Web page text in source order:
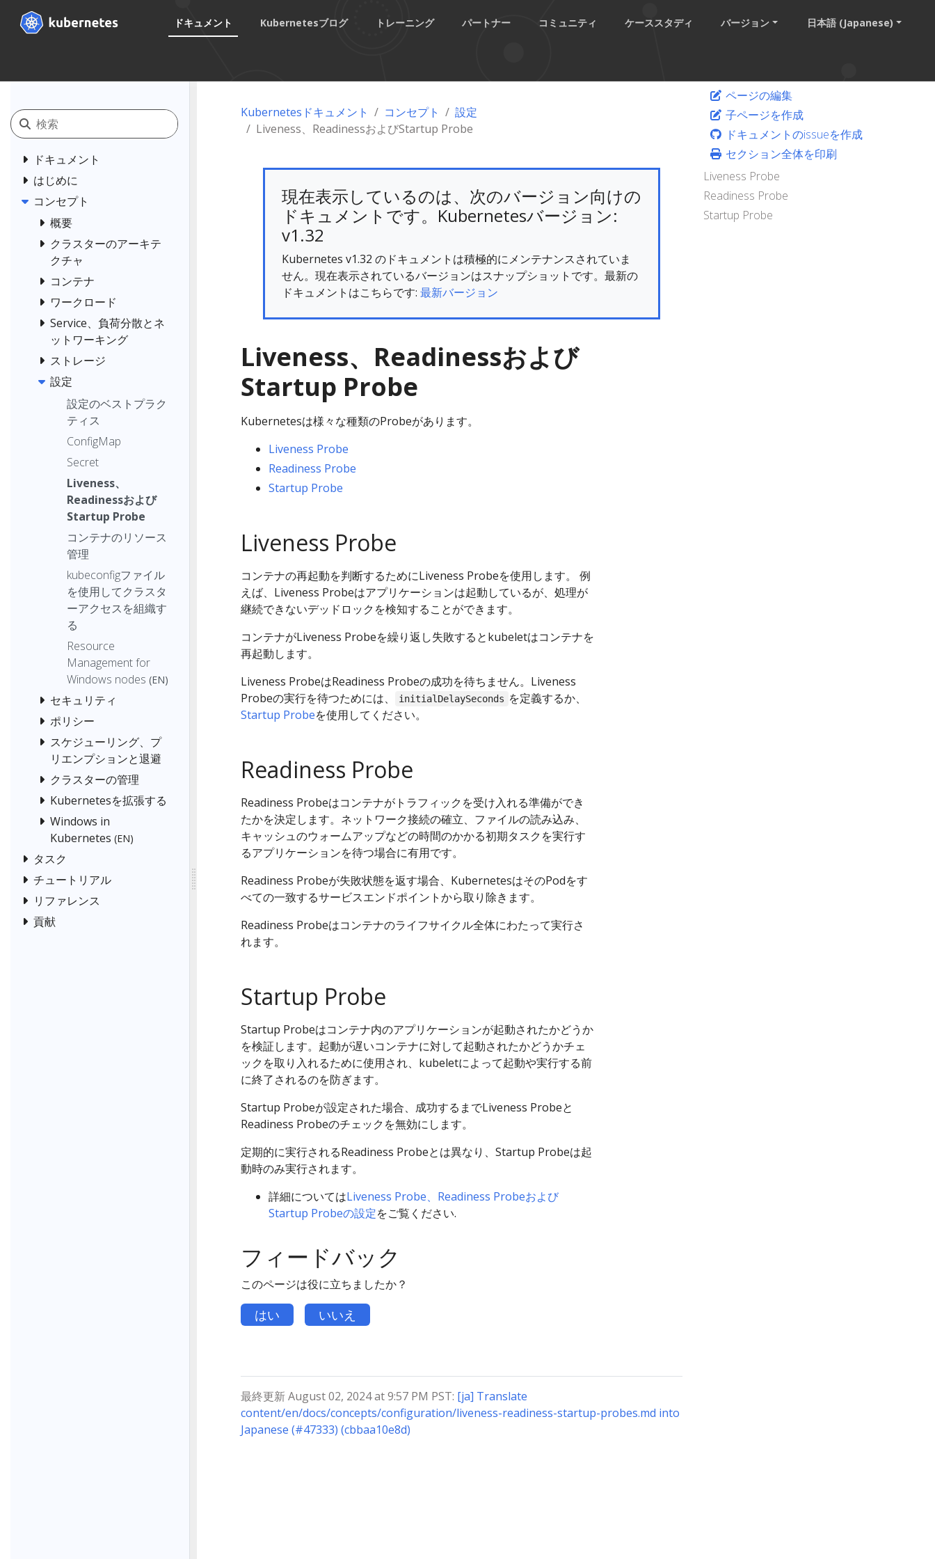
ドキュメント Kubernetesブログ トレーニング パートナー コミュニティ ケーススタディ バージョン 日本語 (Japanese)
ドキュメント
はじめに
コンセプト
概要
クラスターのアーキテ
クチャ
コンテナ
ワークロード
Service、負荷分散とネ
ットワーキング
ストレージ
設定
設定のベストプラク
ティス
ConfigMap
Secret
Liveness、
Readinessおよび
Startup Probe
コンテナのリソース
管理
kubeconfigファイル
を使用してクラスタ
ーアクセスを組織す
る
Resource
Management for
Windows nodes (EN)
セキュリティ
ポリシー
スケジューリング、プ
リエンプションと退避
クラスターの管理
Kubernetesを拡張する
Windows in
Kubernetes (EN)
タスク
チュートリアル
リファレンス
貢献
Kubernetesドキュメント コンセプト
設定
Liveness、ReadinessおよびStartup Probe
現在表示しているのは、次のバージョン向けの
ドキュメントです。Kubernetesバージョン:
v1.32
Kubernetes v1.32 のドキュメントは積極的にメンテナンスされていま
せん。現在表示されているバージョンはスナップショットです。最新の
ドキュメントはこちらです: 最新バージョン
Liveness、Readinessおよび
Startup Probe
Kubernetesは様々な種類のProbeがあります。
Liveness Probe
Readiness Probe
Startup Probe
Liveness Probe
コンテナの再起動を判断するためにLiveness Probeを使用します。 例
えば、Liveness Probeはアプリケーションは起動しているが、処理が
継続できないデッドロックを検知することができます。
コンテナがLiveness Probeを繰り返し失敗するとkubeletはコンテナを
再起動します。
Liveness ProbeはReadiness Probeの成功を待ちません。Liveness
Probeの実行を待つためには、
initialDelaySeconds を定義するか、
Startup Probeを使用してください。
Readiness Probe
Readiness Probeはコンテナがトラフィックを受け入れる準備ができ
たかを決定します。ネットワーク接続の確立、ファイルの読み込み、
キャッシュのウォームアップなどの時間のかかる初期タスクを実行す
るアプリケーションを待つ場合に有用です。
Readiness Probeが失敗状態を返す場合、KubernetesはそのPodをす
べての一致するサービスエンドポイントから取り除きます。
Readiness Probeはコンテナのライフサイクル全体にわたって実行さ
れます。
Startup Probe
Startup Probeはコンテナ内のアプリケーションが起動されたかどうか
を検証します。起動が遅いコンテナに対して起動されたかどうかチェ
ックを取り入れるために使用され、kubeletによって起動や実行する前
に終了されるのを防ぎます。
Startup Probeが設定された場合、成功するまでLiveness Probeと
Readiness Probeのチェックを無効にします。
定期的に実行されるReadiness Probeとは異なり、Startup Probeは起
動時のみ実行されます。
詳細についてはLiveness Probe、Readiness Probeおよび
Startup Probeの設定をご覧ください.
フィードバック
このページは役に立ちましたか？
はい いいえ
最終更新 August 02, 2024 at 9:57 PM PST: [ja] Translate
content/en/docs/concepts/configuration/liveness-readiness-startup-probes.md into
Japanese (#47333) (cbbaa10e8d)
ページの編集
子ページを作成
ドキュメントのissueを作成
セクション全体を印刷
Liveness Probe
Readiness Probe
Startup Probe